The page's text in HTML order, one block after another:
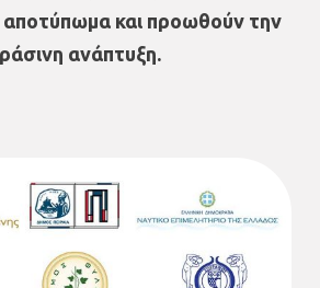
αποτύπωμα και προωθούν την
ανάπτυξη.